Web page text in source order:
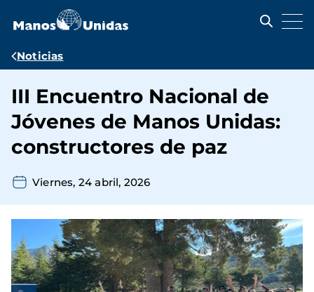
contenido
Ruta
navegación
Noticias
III Encuentro Nacional de
Jóvenes de Manos Unidas:
constructores de paz
Viernes, 24 abril, 2026